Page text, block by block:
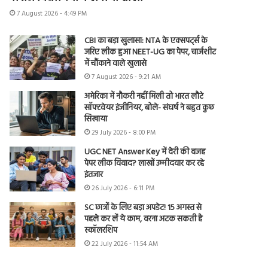
7 August 2026 - 4:49 PM
CBI का बड़ा खुलासा: NTA के एक्सपर्ट्स के
जरिए लीक हुआ NEET-UG का पेपर, चार्जशीट
में चौंकाने वाले खुलासे
7 August 2026 - 9:21 AM
अमेरिका में नौकरी नहीं मिली तो भारत लौटे
सॉफ्टवेयर इंजीनियर, बोले- संघर्ष ने बहुत कुछ
सिखाया
29 July 2026 - 8:00 PM
UGC NET Answer Key में देरी की वजह
पेपर लीक विवाद? लाखों उम्मीदवार कर रहे
इंतजार
26 July 2026 - 6:11 PM
SC छात्रों के लिए बड़ा अपडेट! 15 अगस्त से
पहले कर लें ये काम, वरना अटक सकती है
स्कॉलरशिप
22 July 2026 - 11:54 AM